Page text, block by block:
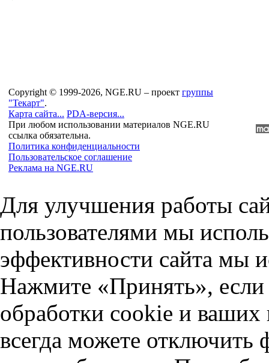
Copyright © 1999-2026, NGE.RU – проект группы
"Текарт".
Карта сайта... PDA-версия...
При любом использовании материалов NGE.RU
ссылка обязательна.
Политика конфиденциальности
Пользовательское соглашение
Реклама на NGE.RU
Для улучшения работы
пользователями мы
эффективности сайта мы
Нажмите «Принять», если
обработки cookie и
всегда можете отключить